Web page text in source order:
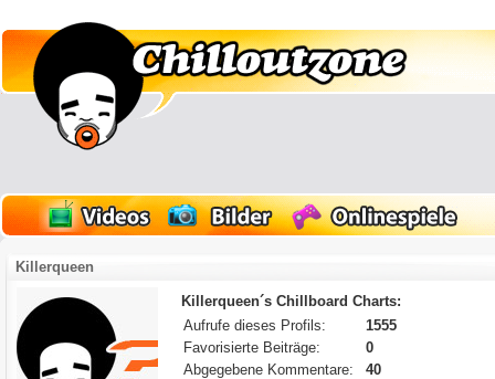
Killerqueen
Killerqueen´s Chillboard Charts:
Aufrufe dieses Profils:
1555
Favorisierte Beiträge:
0
Abgegebene Kommentare:
40